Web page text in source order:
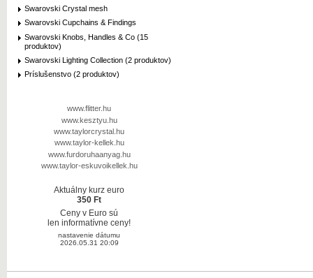
Swarovski Crystal mesh
Swarovski Cupchains & Findings
Swarovski Knobs, Handles & Co (15
produktov)
Swarovski Lighting Collection (2 produktov)
Príslušenstvo (2 produktov)
www.flitter.hu
www.kesztyu.hu
www.taylorcrystal.hu
www.taylor-kellek.hu
www.furdoruhaanyag.hu
www.taylor-eskuvoikellek.hu
Aktuálny kurz euro
350 Ft
Ceny v Euro sú
len informatívne ceny!
nastavenie dátumu
2026.05.31 20:09